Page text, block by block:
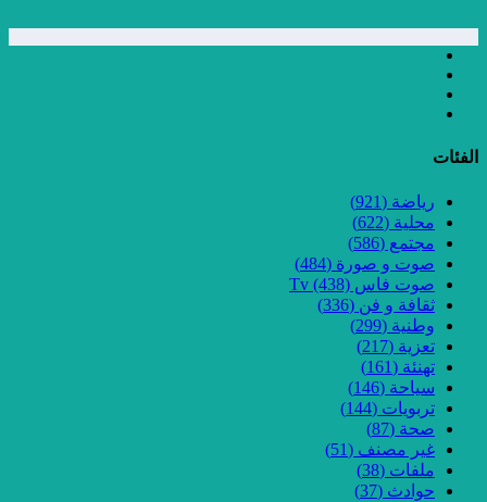
الفئات
رياضة (921)
محلية (622)
مجتمع (586)
صوت و صورة (484)
صوت فاس Tv (438)
ثقافة و فن (336)
وطنية (299)
تعزية (217)
تهنئة (161)
سياحة (146)
تربويات (144)
صحة (87)
غير مصنف (51)
ملفات (38)
حوادث (37)